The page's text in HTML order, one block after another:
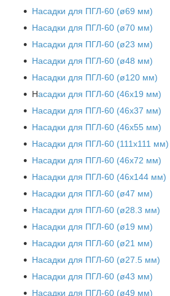
Насадки для ПГЛ-60 (ø69 мм)
Насадки для ПГЛ-60 (ø70 мм)
Насадки для ПГЛ-60 (ø23 мм)
Насадки для ПГЛ-60 (ø48 мм)
Насадки для ПГЛ-60 (ø120 мм)
Насадки для ПГЛ-60 (46х19 мм)
Насадки для ПГЛ-60 (46х37 мм)
Насадки для ПГЛ-60 (46х55 мм)
Насадки для ПГЛ-60 (111х111 мм)
Насадки для ПГЛ-60 (46х72 мм)
Насадки для ПГЛ-60 (46х144 мм)
Насадки для ПГЛ-60 (ø47 мм)
Насадки для ПГЛ-60 (ø28.3 мм)
Насадки для ПГЛ-60 (ø19 мм)
Насадки для ПГЛ-60 (ø21 мм)
Насадки для ПГЛ-60 (ø27.5 мм)
Насадки для ПГЛ-60 (ø43 мм)
Насадки для ПГЛ-60 (ø49 мм)